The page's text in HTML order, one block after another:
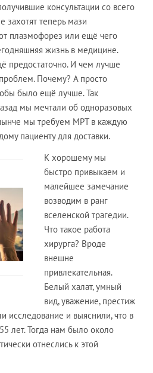
консультации со всего
захотят теперь мази
плазмофорез или ещё чего
жизнь в медицине.
предостаточно. И чем лучше
Почему? А просто
было ещё лучше. Так
мы мечтали об одноразовых
мы требуем МРТ в каждую
пациенту для доставки.
К хорошему мы
быстро привыкаем и
малейшее замечание
возводим в ранг
вселенской трагедии.
Что такое работа
хирурга? Вроде
внешне
привлекательная.
Белый халат, умный
вид, уважение, престиж
исследование и выяснили, что в
лет. Тогда нам было около
отнеслись к этой